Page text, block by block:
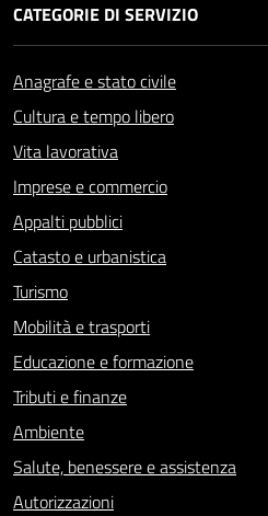
CATEGORIE DI SERVIZIO
Anagrafe e stato civile
Cultura e tempo libero
Vita lavorativa
Imprese e commercio
Appalti pubblici
Catasto e urbanistica
Turismo
Mobilità e trasporti
Educazione e formazione
Tributi e finanze
Ambiente
Salute, benessere e assistenza
Autorizzazioni